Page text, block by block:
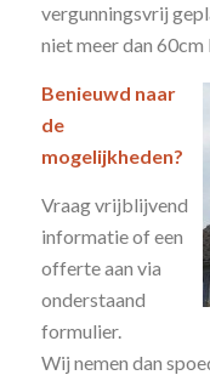
vergunningsvrij
niet meer dan
Benieuwd naar
de
mogelijkheden?
Vraag vrijblijvend
informatie of een
offerte aan via
onderstaand
formulier.
Wij nemen dan